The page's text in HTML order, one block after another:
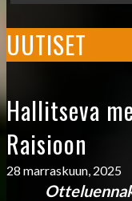
UUTISET
Hallitseva
Raisioon
28 marraskuun, 2025